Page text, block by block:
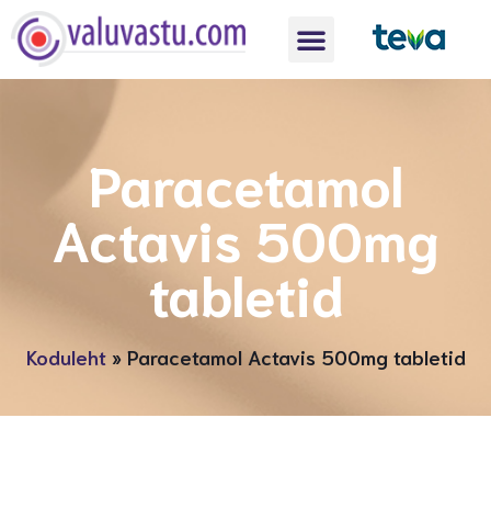
Paracetamol
Actavis 500mg
tabletid
Koduleht» Paracetamol Actavis 500mg tabletid